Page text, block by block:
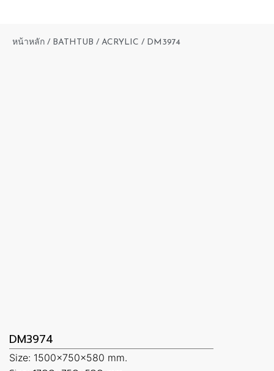
หน้าหลัก / BATHTUB / ACRYLIC / DM3974
DM3974
Size: 1500x750x580 mm.